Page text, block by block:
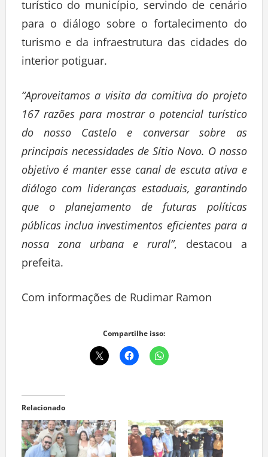
turístico do município, servindo de cenário
para o diálogo sobre o fortalecimento do
turismo e da infraestrutura das cidades do
interior potiguar.
“Aproveitamos a visita da comitiva do projeto
167 razões para mostrar o potencial turístico
do nosso Castelo e conversar sobre as
principais necessidades de Sítio Novo. O nosso
objetivo é manter esse canal de escuta ativa e
diálogo com lideranças estaduais, garantindo
que o planejamento de futuras políticas
públicas inclua investimentos eficientes para a
nossa zona urbana e rural”, destacou a
prefeita.
Com informações de Rudimar Ramon
Compartilhe isso:
Relacionado